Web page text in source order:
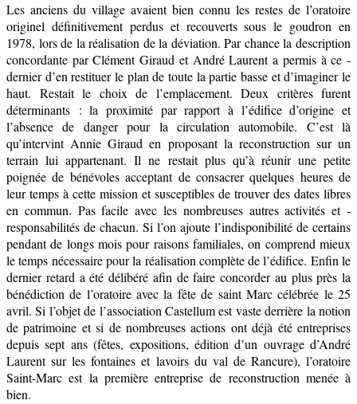
Les anciens du village avaient bien connu les restes de l’oratoire
originel définitivement perdus et recouverts sous le goudron en
1978, lors de la réalisation de la déviation. Par chance la ­description
concordante par Clément Giraud et André Laurent a permis à ce ­
dernier d’en restituer le plan de toute la ­partie basse et d’imaginer le
haut. Restait le choix de l’emplacement. Deux critères furent
déterminants : la proximité par rapport à l’édifice d’origine et
l’absence de danger pour la circulation automobile. C’est là
qu’intervint Annie Giraud en ­proposant la reconstruction sur un
terrain lui appartenant. Il ne restait plus qu’à réunir une ­petite
poignée de bénévoles ­acceptant de consacrer quelques heures de
leur temps à cette mission et susceptibles de trouver des dates libres
en commun. Pas facile avec les nombreuses autres activités et ­
responsabilités de chacun. Si l’on ajoute l’indisponibilité de ­certains
pendant de longs mois pour raisons familiales, on comprend mieux
le temps nécessaire pour la réalisation complète de l’édifice. Enfin le
dernier retard a été délibéré afin de faire concorder au plus près la
bénédiction de l’oratoire avec la fête de saint Marc célébrée le 25
avril. Si l’objet de l’association Castellum est vaste derrière la notion
de patrimoine et si de nombreuses actions ont déjà été entreprises
depuis sept ans (fêtes, ­expositions, édition d’un ouvrage ­d’André
Laurent sur les fontaines et lavoirs du val de Rancure), l’oratoire
Saint-Marc est la première entreprise de reconstruction menée à
bien.